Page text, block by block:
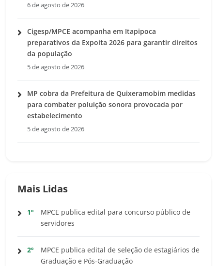
6 de agosto de 2026
Cigesp/MPCE acompanha em Itapipoca
preparativos da Expoita 2026 para garantir direitos
da população
5 de agosto de 2026
MP cobra da Prefeitura de Quixeramobim medidas
para combater poluição sonora provocada por
estabelecimento
5 de agosto de 2026
Mais Lidas
1º
MPCE publica edital para concurso público de
servidores
2º
MPCE publica edital de seleção de estagiários de
Graduação e Pós-Graduação